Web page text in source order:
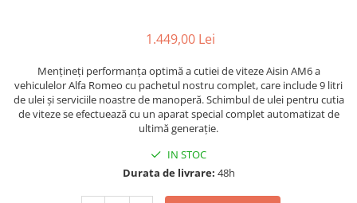
1.449,00 Lei
Mențineți performanța optimă a cutiei de viteze Aisin AM6 a
vehiculelor Alfa Romeo cu pachetul nostru complet, care include 9 litri
de ulei și serviciile noastre de manoperă. Schimbul de ulei pentru cutia
de viteze se efectuează cu un aparat special complet automatizat de
ultimă generație.
IN STOC
Durata de livrare: 48h